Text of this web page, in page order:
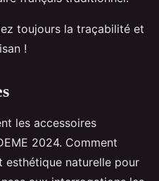
toujours la traçabilité et
!
les accessoires
2024. Comment
naturelle pour